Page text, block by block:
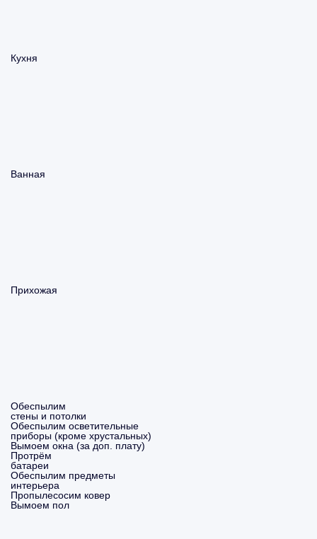
Кухня
Ванная
Прихожая
Обеспылим
стены и потолки
Обеспылим осветительные
приборы (кроме хрустальных)
Вымоем окна (за доп. плату)
Протрём
батареи
Обеспылим предметы
интерьера
Пропылесосим ковер
Вымоем пол